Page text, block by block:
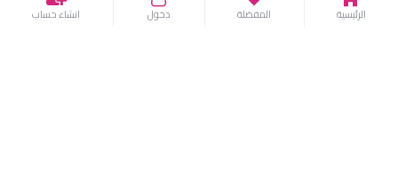
الرئيسية المفضلة دخول انشاء حساب